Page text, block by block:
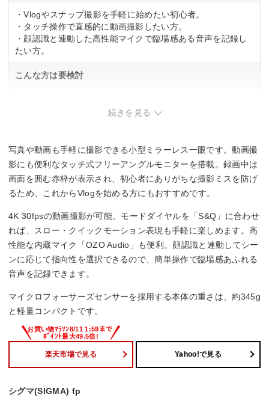
・Vlogやスナップ撮影を手軽に始めたい初心者。
・タッチ操作で直感的に動画撮影したい方。
・顔認識と連動した高性能マイクで臨場感ある音声を記録し
たい方。
こんな方は要検討
・防塵防滴構造で過酷な環境での撮影を想定している方。
続きを見る
写真や動画も手軽に撮影できる小型ミラーレス一眼です。動画撮
影にも便利なタッチ式フリーアングルモニターを搭載。録画中は
画面を囲む赤枠が表示され、初心者にありがちな撮影ミスを防げ
るため、これからVlogを始める方にもおすすめです。
4K 30fpsの動画撮影が可能。モードダイヤルを「S&Q」に合わせ
れば、スロー・クイックモーション表現も手軽に楽しめます。高
性能な内蔵マイク「OZO Audio」も便利。顔認識と連動してシー
ンに応じて指向性を選択できるので、簡単操作で臨場感あふれる
音声を記録できます。
マイクロフォーサーズセンサーを採用する本体の重さは、約345g
と軽量コンパクトです。
楽天市場で見る Yahoo!で見る
シグマ(SIGMA) fp